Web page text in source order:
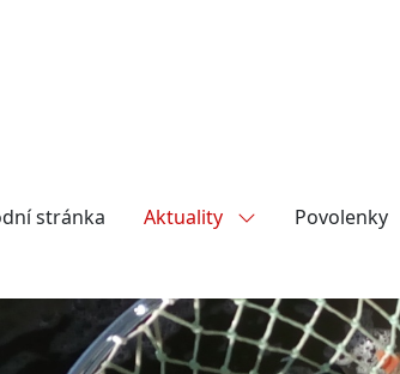
stránka Aktuality Povolenky